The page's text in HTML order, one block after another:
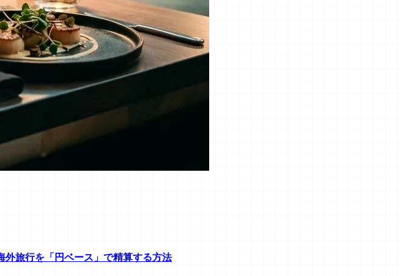
外旅行を「円ベース」で精算する方法